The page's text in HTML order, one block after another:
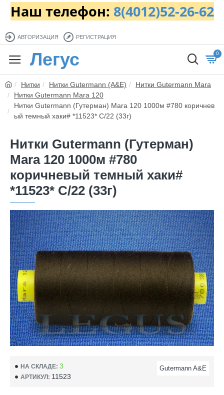
Наш телефон: 8(4012)52-26-62
АВТОРИЗАЦИЯ РЕГИСТРАЦИЯ
Легус 0
Нитки Нитки Gutermann (A&E)
Нитки Gutermann Mara
Нитки Gutermann Mara 120
Нитки Gutermann (Гутерман) Mara 120 1000м #780 коричнев
ый темный хаки# *11523* C/22 (33г)
Нитки Gutermann (Гутерман)
Mara 120 1000м #780
коричневый темный хаки#
*11523* C/22 (33г)
НА СКЛАДЕ: 3
АРТИКУЛ: 11523
Gutermann A&E